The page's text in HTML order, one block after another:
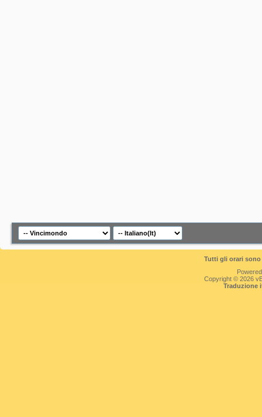
Tutti gli orari
Copyright © 2026
Traduzione